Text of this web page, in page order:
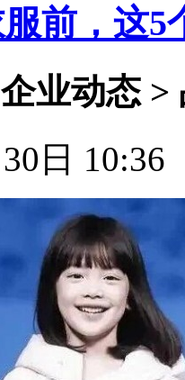
前，这5
业动态 >
日 10:36